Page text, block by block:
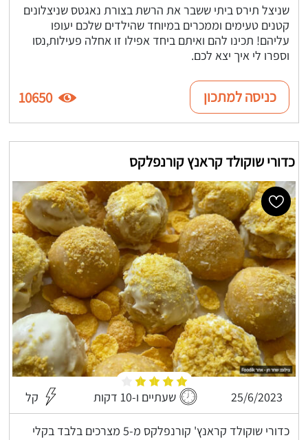
שניצל תירס ביתי ששבר את הרשת בצורת נאגטס שניצלונים
קטנים טעימים וממכרים במיוחד שהילדים שלכם יעופו
עליהם! תכינו להם ואיתם ביחד אפילו זו אחלה פעילות,נסו
וספרו לי איך יצא לכם.
כניסה למתכון 10650
כדורי שוקולד קראנץ קורנפלקס
25/6/2023 שעתיים ו-10 דקות קל
כדורי שוקולד קראנץ' קורנפלקס מ-5 מצרכים בלבד בקלי